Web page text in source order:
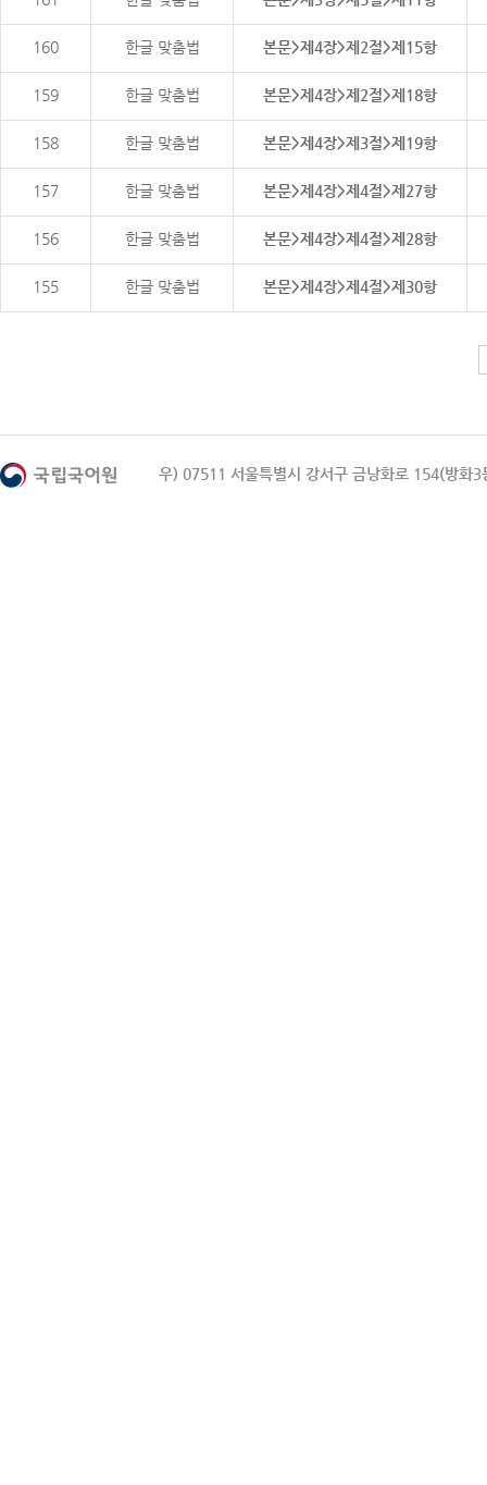
160 한글 맞춤법 본문>제4장>제2절>제15항
159 한글 맞춤법 본문>제4장>제2절>제18항
158 한글 맞춤법 본문>제4장>제3절>제19항
157 한글 맞춤법 본문>제4장>제4절>제27항
156 한글 맞춤법 본문>제4장>제4절>제28항
155 한글 맞춤법 본문>제4장>제4절>제30항
우) 07511 서울특별시 강서구 금낭화로 154(방화3